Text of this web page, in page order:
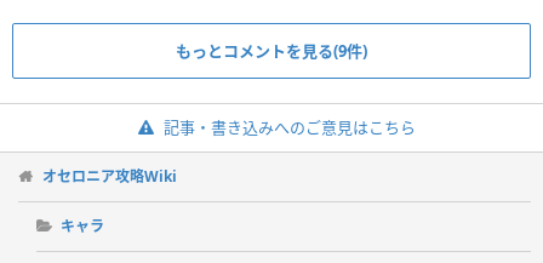
もっとコメントを見る(9件)
記事・書き込みへのご意見はこちら
オセロニア攻略Wiki
キャラ